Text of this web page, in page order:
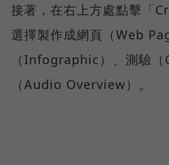
接著，在右上方處點擊「
選擇製作成網頁（Web
（Infographic）、測驗
（Audio Overview）。